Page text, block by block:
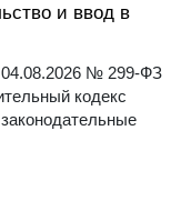
и ввод в
№ 299-ФЗ
кодекс